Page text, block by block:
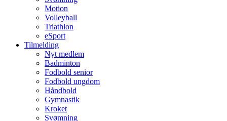
Motion
Volleyball
Triathlon
eSport
Tilmelding
Nyt medlem
Badminton
Fodbold senior
Fodbold ungdom
Håndbold
Gymnastik
Kroket
Svømning